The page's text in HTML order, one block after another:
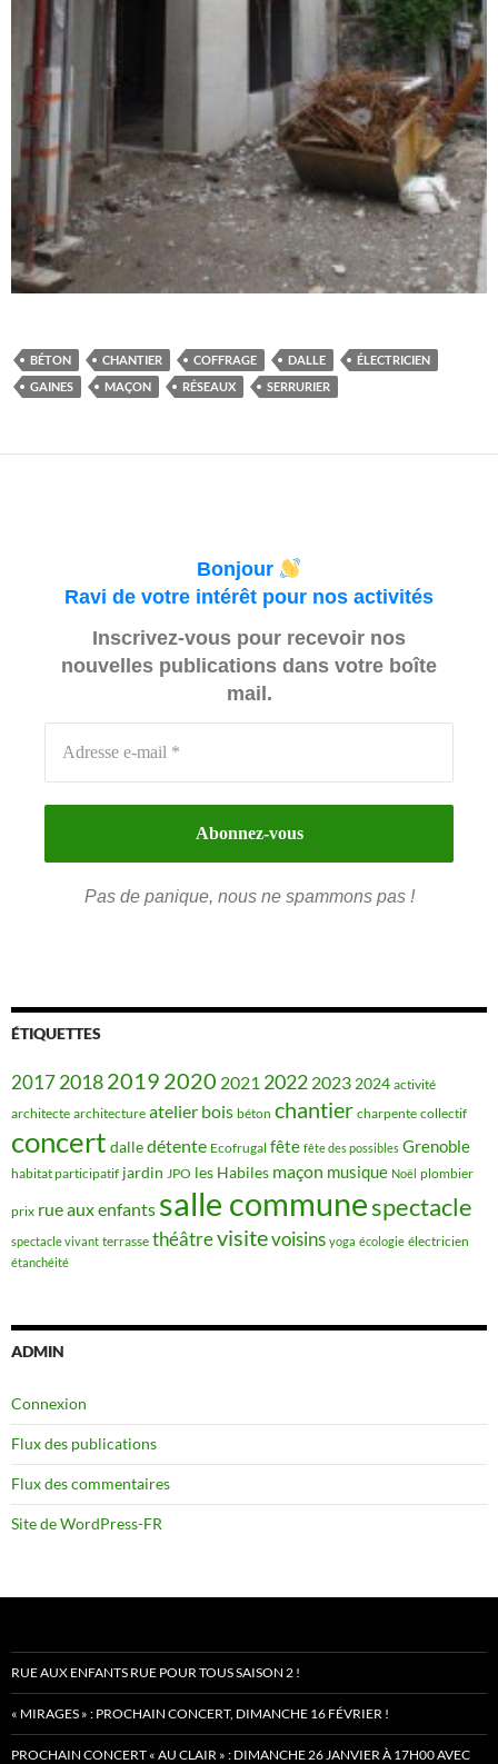
BÉTON CHANTIER COFFRAGE DALLE
ÉLECTRICIEN
GAINES
MAÇON RÉSEAUX SERRURIER
Bonjour
Ravi de votre intérêt pour nos activités
Inscrivez-vous pour recevoir nos
nouvelles publications dans votre boîte
mail.
Pas de panique, nous ne spammons pas !
ÉTIQUETTES
201720182019 2020 2021 2022 2023 2024 activité
architecte architecture atelier bois béton chantier charpente collectif
concert dalledétente Ecofrugal fête fête des possibles Grenoble
habitat participatif jardin JPO les Habiles maçon musique Noël plombier
prix rue aux enfants salle communespectacle
spectacle vivant terrasse théâtrevisitevoisins yoga écologie électricien
étanchéité
ADMIN
Connexion
Flux des publications
Flux des commentaires
Site de WordPress-FR
RUE AUX ENFANTS RUE POUR TOUS SAISON 2 !
« MIRAGES » : PROCHAIN CONCERT, DIMANCHE 16 FÉVRIER !
PROCHAIN CONCERT « AU CLAIR » : DIMANCHE 26 JANVIER À 17H00 AVEC